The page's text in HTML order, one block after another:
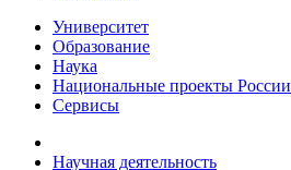
Университет
Образование
Наука
Национальные проекты России
Сервисы
Научная деятельность